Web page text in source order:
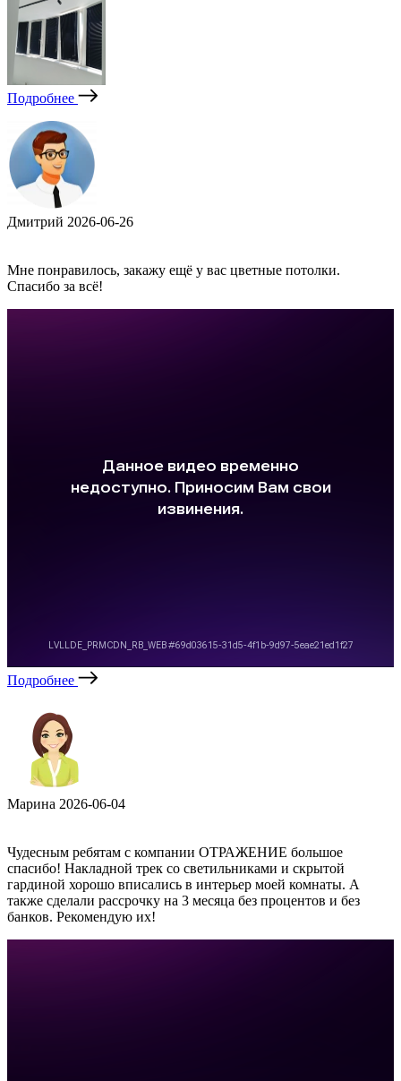
Подробнее
Дмитрий 2026-06-26
Мне понравилось, закажу ещё у вас цветные потолки.
Спасибо за всё!
Подробнее
Марина 2026-06-04
Чудесным ребятам с компании ОТРАЖЕНИЕ большое
спасибо! Накладной трек со светильниками и скрытой
гардиной хорошо вписались в интерьер моей комнаты. А
также сделали рассрочку на 3 месяца без процентов и без
банков. Рекомендую их!